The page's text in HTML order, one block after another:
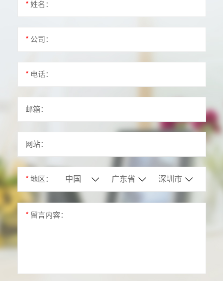
* 姓名：
* 公司：
* 电话：
邮箱：
网站：
* 地区：
* 留言内容：